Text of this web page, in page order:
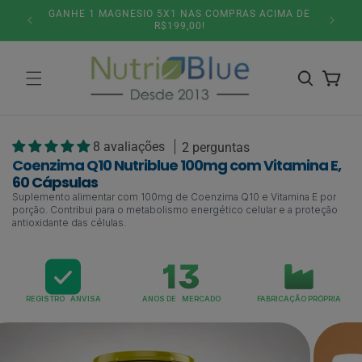
para o
DE
Carrinho
8 avaliações 2 perguntas
Coenzima Q10 Nutriblue 100mg com Vitamina E,
60 Cápsulas
Suplemento alimentar com 100mg de Coenzima Q10 e Vitamina E por
porção. Contribui para o metabolismo energético celular e a proteção
antioxidante das células.
REGISTRO ANVISA ANOS DE MERCADO FABRICAÇÃO PRÓPRIA